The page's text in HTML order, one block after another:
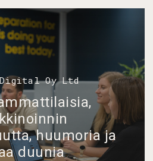
Digital Oy Ltd
huumoria ja
duunia